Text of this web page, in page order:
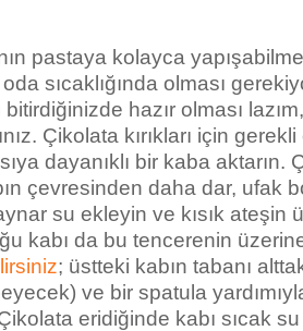
pastaya kolayca
sıcaklığında olması
bitirdiğinizde hazır olması
Çikolata kırıkları için
dayanıklı bir kaba aktarın.
çevresinden daha dar, ufak
su ekleyin ve kısık ateşin
kabı da bu tencerenin
; üstteki kabın tabanı
ve bir spatula
eridiğinde kabı sıcak